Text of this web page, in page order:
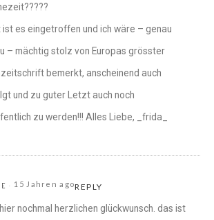
es eingetroffen und ich wäre – genau
– mächtig stolz von Europas grösster
bemerkt, anscheinend auch
und zu guter Letzt auch noch
zu werden!!! Alles Liebe, _frida_
15 Jahren agoREPLY
nochmal herzlichen glückwunsch. das ist